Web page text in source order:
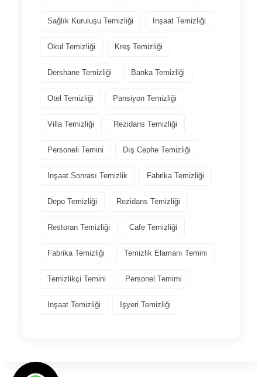
Sağlık Kuruluşu Temizliği Inşaat Temizliği
Okul Temizliği Kreş Temizliği
Dershane Temizliği Banka Temizliği
Otel Temizliği Pansiyon Temizliği
Villa Temizliği Rezidans Temizliği
Personeli Temini Dış Cephe Temizliği
Inşaat Sonrası Temizlik Fabrika Temizliği
Depo Temizliği Rezidans Temizliği
Restoran Temizliği Cafe Temizliği
Fabrika Temizliği Temizlik Elamanı Temini
Temizlikçi Temini Personel Temimi
Inşaat Temizliği Işyeri Temizliği